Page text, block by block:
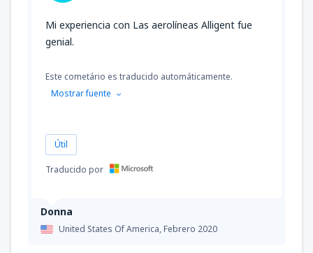
Donna
United States Of America,Febrero 2020
Mi experiencia con Las aerolíneas Alligent fue
genial.
Este cometário es traducido automáticamente.
Mostrar fuente
Útil
Traducido por